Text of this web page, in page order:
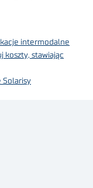
intermodalne
koszty, stawiając
Solarisy